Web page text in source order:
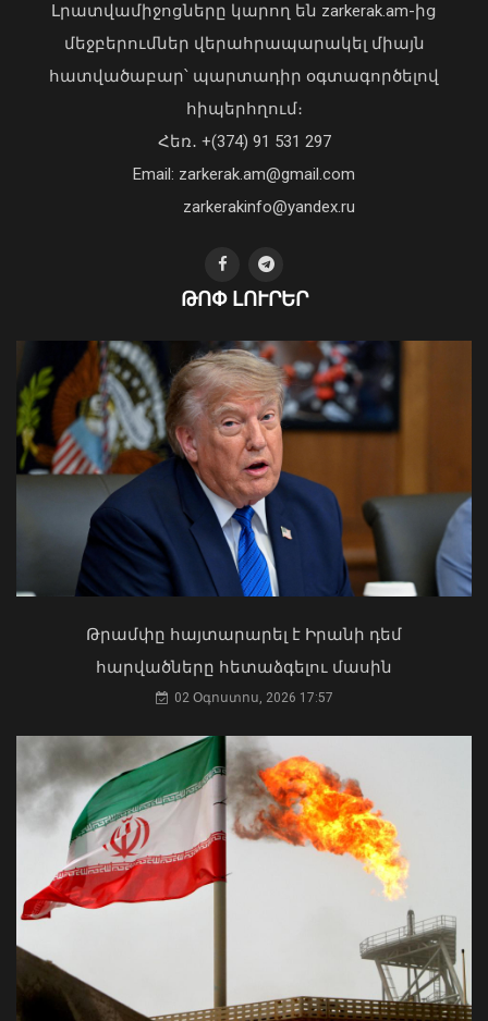
Հայաստանի և ՀԱՊԿ-ի միջև որևէ
«հակամարտություն» գոյություն չունի․
ներկայացուցիչ
06 Օգոստոս, 2026 14:47
միլիոն դրամ. Դատախազության՝
պետշահերի հերթական հայցը
բավարարվել է
06 Օգոստոս, 2026 14:43
Վարչապետ Փաշինյանն այցելել է
«ԷԼԵՎԵՅԹ ԷՅԱՅ» արհեստական
բանականության գործարան
Ի՞նչ ուղերձ էր ոտքի չկանգնելը.
Աղաջանյանը` ընդդիմությանը
ՀՀ երկաթուղին ազգային
ռազմավարական սեփականություն է
Լրատվամիջոցները կարող են zarkerak.am-ից
մեջբերումներ վերահրապարակել միայն
հատվածաբար՝ պարտադիր օգտագործելով
հիպերհղում։
Հեռ․ +(374) 91 531 297
Email: zarkerak.am@gmail.com
zarkerakinfo@yandex.ru
ԹՈՓ ԼՈՒՐԵՐ
Թրամփը հայտարարել է Իրանի դեմ
հարվածները հետաձգելու մասին
02 Օգոստոս, 2026 17:57